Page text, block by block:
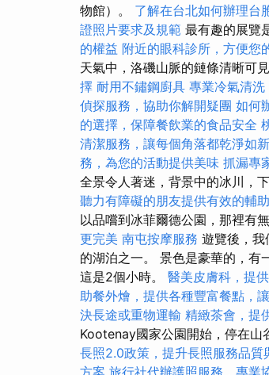
物館）。 了解在台北如何辦理台
證照片要求及規範 最有趣的展覽
的權益 附近的眼科診所，方便您
天氣中，洛磯山脈的鏈條清晰可
擇 耐用不鏽鋼廚具 專業冷氣清
偵探服務，協助你解開疑團 如何
的選擇，保障餐飲業的食品安全
清潔服務，讓每個角落都乾淨如新
務，為您的活動提供美味 抓漏專
全景令人著迷，背景中的冰川，
聽力有障礙的朋友提供有效的輔
以品嚐到冰菲爾德公園，那裡有
更完美 南屯按摩服務 遊覽後，我
的湖泊之一。 景色是豪華的，有
這是2個小時。 醫美皮膚科，提
助餐外燴，提供各種豐富餐點，
決長途或重物運輸 精緻茶會，提
Kootenay國家公園開始，停在
長照2.0政策，提升長照服務品質
方案 旅行社代辦護照服務，專業